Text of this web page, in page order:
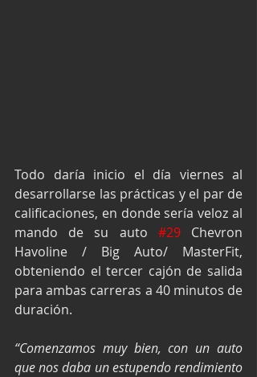
Todo daría inicio el día viernes al
desarrollarse las prácticas y el par de
calificaciones, en donde sería veloz al
mando de su auto #29 Chevron
Havoline / Big Auto/ MasterFit,
obteniendo el tercer cajón de salida
para ambas carreras a 40 minutos de
duración.
“Comenzamos muy bien, con un auto
que nos daba un estupendo rendimiento